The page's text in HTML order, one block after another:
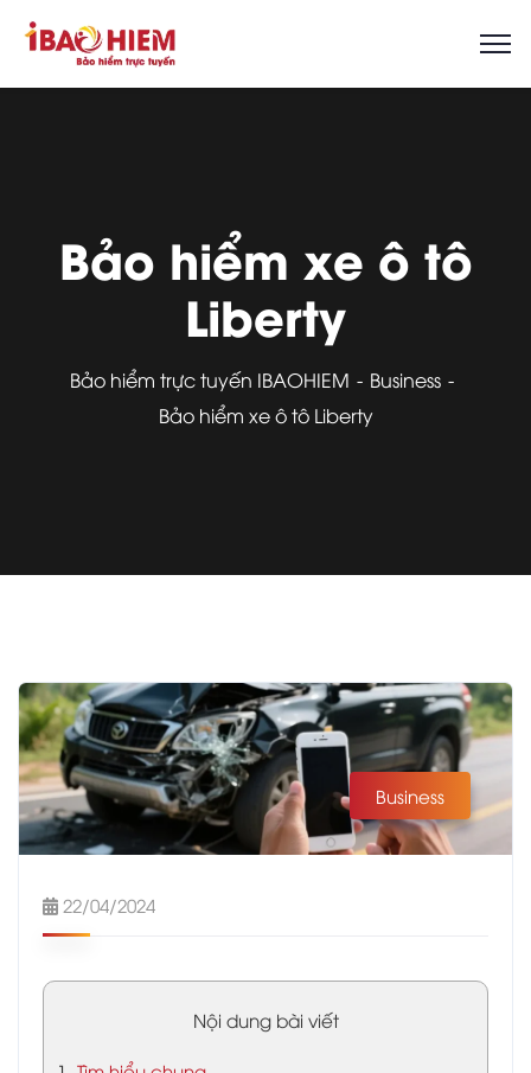
Bảo hiểm xe ô tô
Liberty
Bảo hiểm trực tuyến IBAOHIEM
Business
Bảo hiểm xe ô tô Liberty
Business
22/04/2024
Nội dung bài viết